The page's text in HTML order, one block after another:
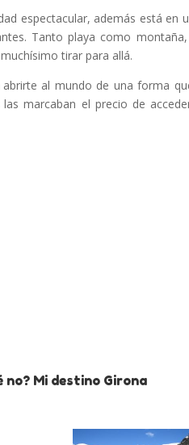
espectacular, además está en
Tanto playa como
tirar para allá.
al mundo de una forma
marcaban el precio de
Mi destino Girona